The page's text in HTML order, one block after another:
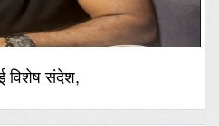
विशेष संदेश,